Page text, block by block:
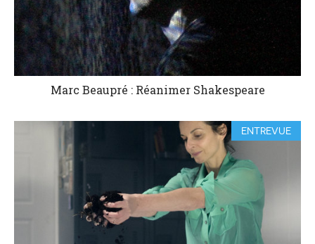
Marc Beaupré : Réanimer Shakespeare
ENTREVUE